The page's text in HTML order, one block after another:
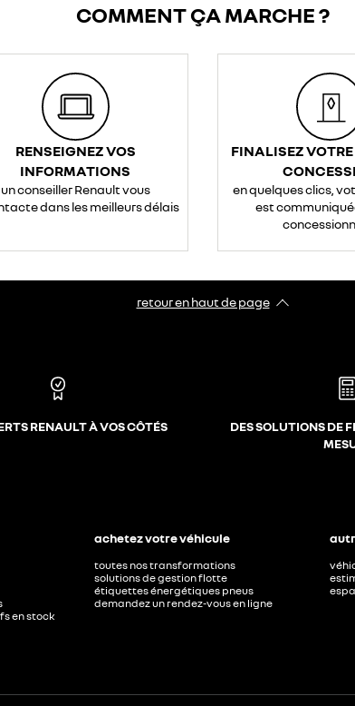
COMMENT ÇA MARCHE ?
RENSEIGNEZ VOS
INFORMATIONS
un conseiller Renault vous
dans les meilleurs délais
FINALISEZ
en quelques clics,
est
retour en haut de page​
RENAULT À VOS CÔTÉS
DES SOLUTIONS DE
en stock
achetez votre véhicule
toutes nos transformations
solutions de gestion flotte
étiquettes énergétiques pneus
demandez un rendez-vous en ligne